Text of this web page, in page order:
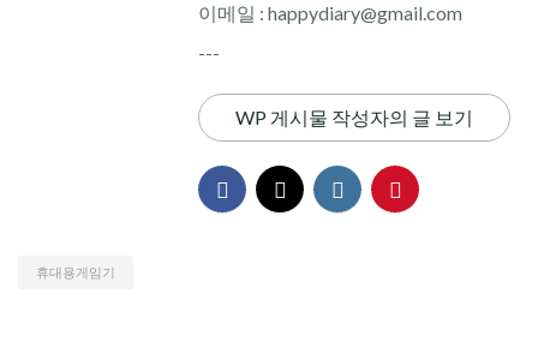
이메일 : happydiary@gmail.com
---
WP 게시물 작성자의 글 보기
휴대용게임기